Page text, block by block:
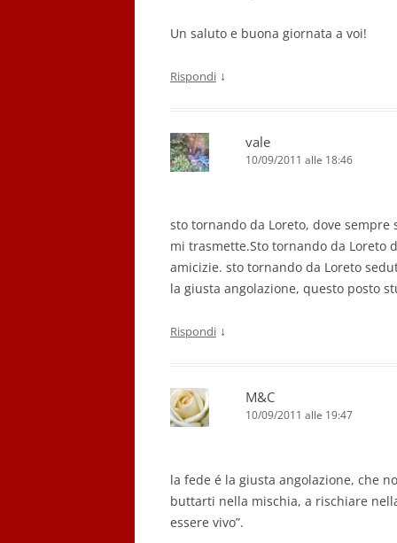
Un saluto e buona giornata a voi!
Rispondi ↓
vale
10/09/2011 alle 18:46
sto tornando da Loreto, dove sempre
mi trasmette.Sto tornando da Loreto
amicizie. sto tornando da Loreto
la giusta angolazione, questo posto
Rispondi ↓
M&C
10/09/2011 alle 19:47
la fede é la giusta angolazione, che
buttarti nella mischia, a rischiare
essere vivo”.